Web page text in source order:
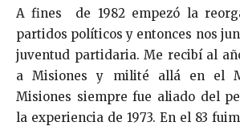
A fines de 1982 empezó la
partidos políticos y entonces nos
juventud partidaria. Me recibí al
a Misiones y milité allá en el
Misiones siempre fue aliado del
la experiencia de 1973. En el 83